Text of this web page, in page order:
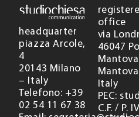
headquarter
piazza Arcole,
4
20143 Milano
– Italy
Telefono: +39
02 54 11 67 38
office
via
46047
Italy
PEC:
C.F. / P.